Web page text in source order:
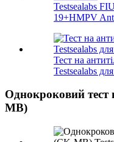
Testsealabs
19+HMPV
Тест на
Testsealabs
Однокроковий тест
МВ)